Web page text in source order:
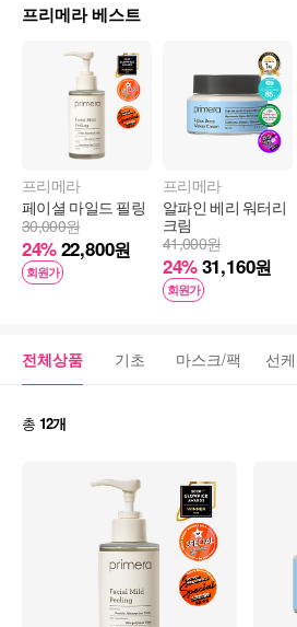
프리메라 베스트
프리메라
페이셜 마일드 필링
30,000원
24%22,800원
회원가
프리메라
알파인 베리 워터리
크림
41,000원
24%31,160원
회원가
전체상품 기초 마스크/팩 선
총 12개